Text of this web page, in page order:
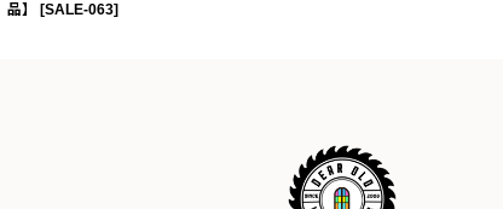
品】
[SALE-063]